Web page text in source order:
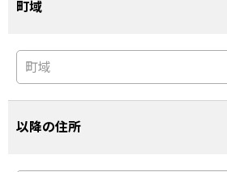
町域
以降の住所